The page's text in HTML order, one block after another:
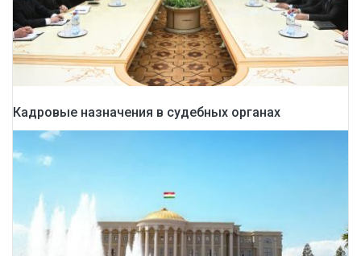
Кадровые назначения в судебных органах